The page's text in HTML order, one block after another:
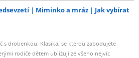
Miminko a mráz
Jak vybírat
s drobenkou. Klasika, se kterou zabodujete
rodiče dětem ubližují ze všeho nejvíc